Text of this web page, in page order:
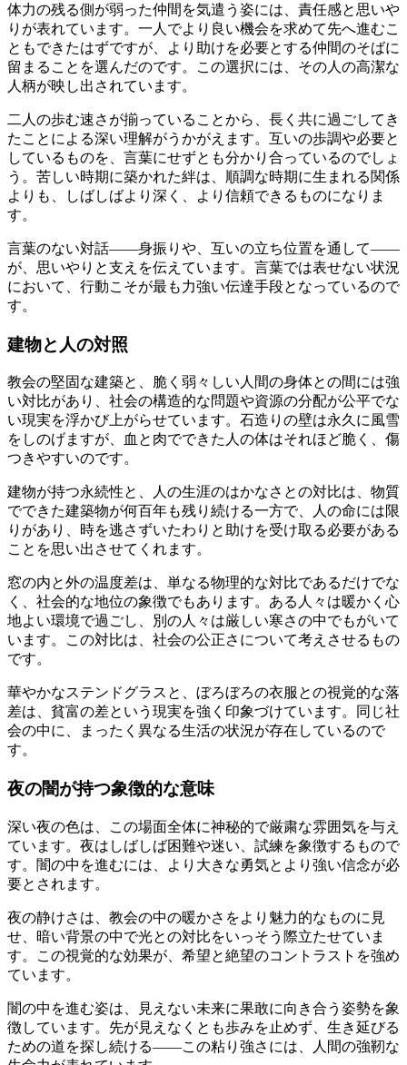
体力の残る側が弱った仲間を気遣う姿には、責任感と思いや
りが表れています。一人でより良い機会を求めて先へ進むこ
ともできたはずですが、より助けを必要とする仲間のそばに
留まることを選んだのです。この選択には、その人の高潔な
人柄が映し出されています。
二人の歩む速さが揃っていることから、長く共に過ごしてき
たことによる深い理解がうかがえます。互いの歩調や必要と
しているものを、言葉にせずとも分かり合っているのでしょ
う。苦しい時期に築かれた絆は、順調な時期に生まれる関係
よりも、しばしばより深く、より信頼できるものになりま
す。
言葉のない対話——身振りや、互いの立ち位置を通して——
が、思いやりと支えを伝えています。言葉では表せない状況
において、行動こそが最も力強い伝達手段となっているので
す。
建物と人の対照
教会の堅固な建築と、脆く弱々しい人間の身体との間には強
い対比があり、社会の構造的な問題や資源の分配が公平でな
い現実を浮かび上がらせています。石造りの壁は永久に風雪
をしのげますが、血と肉でできた人の体はそれほど脆く、傷
つきやすいのです。
建物が持つ永続性と、人の生涯のはかなさとの対比は、物質
でできた建築物が何百年も残り続ける一方で、人の命には限
りがあり、時を逃さずいたわりと助けを受け取る必要がある
ことを思い出させてくれます。
窓の内と外の温度差は、単なる物理的な対比であるだけでな
く、社会的な地位の象徴でもあります。ある人々は暖かく心
地よい環境で過ごし、別の人々は厳しい寒さの中でもがいて
います。この対比は、社会の公正さについて考えさせるもの
です。
華やかなステンドグラスと、ぼろぼろの衣服との視覚的な落
差は、貧富の差という現実を強く印象づけています。同じ社
会の中に、まったく異なる生活の状況が存在しているので
す。
夜の闇が持つ象徴的な意味
深い夜の色は、この場面全体に神秘的で厳粛な雰囲気を与え
ています。夜はしばしば困難や迷い、試練を象徴するもので
す。闇の中を進むには、より大きな勇気とより強い信念が必
要とされます。
夜の静けさは、教会の中の暖かさをより魅力的なものに見
せ、暗い背景の中で光との対比をいっそう際立たせていま
す。この視覚的な効果が、希望と絶望のコントラストを強め
ています。
闇の中を進む姿は、見えない未来に果敢に向き合う姿勢を象
徴しています。先が見えなくとも歩みを止めず、生き延びる
ための道を探し続ける——この粘り強さには、人間の強靭な